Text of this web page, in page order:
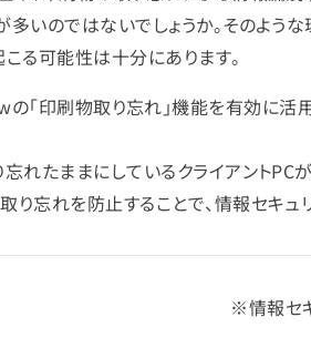
多いのではないでしょうか。そのよう
る可能性は十分にあります。
「印刷物取り忘れ」機能を有効に活
忘れたままにしているクライアント
り忘れを防止することで、情報セキュ
※情報セ